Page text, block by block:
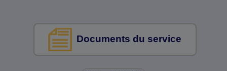
Documents du service